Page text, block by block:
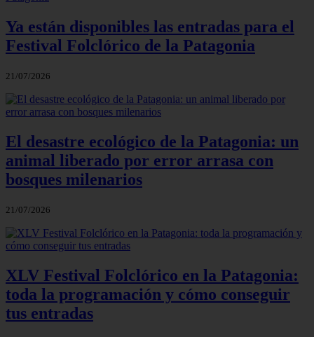
Ya están disponibles las entradas para el
Festival Folclórico de la Patagonia
21/07/2026
El desastre ecológico de la Patagonia: un
animal liberado por error arrasa con
bosques milenarios
21/07/2026
XLV Festival Folclórico en la Patagonia:
toda la programación y cómo conseguir
tus entradas